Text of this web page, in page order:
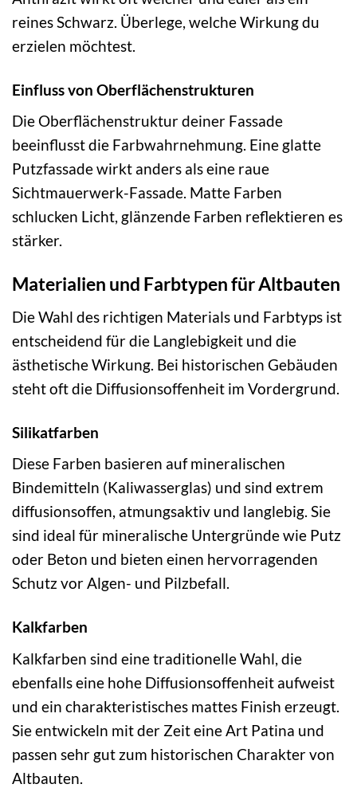
reines Schwarz. Überlege, welche Wirkung du
erzielen möchtest.
Einfluss von Oberflächenstrukturen
Die Oberflächenstruktur deiner Fassade
beeinflusst die Farbwahrnehmung. Eine glatte
Putzfassade wirkt anders als eine raue
Sichtmauerwerk-Fassade. Matte Farben
schlucken Licht, glänzende Farben reflektieren es
stärker.
Materialien und Farbtypen für Altbauten
Die Wahl des richtigen Materials und Farbtyps ist
entscheidend für die Langlebigkeit und die
ästhetische Wirkung. Bei historischen Gebäuden
steht oft die Diffusionsoffenheit im Vordergrund.
Silikatfarben
Diese Farben basieren auf mineralischen
Bindemitteln (Kaliwasserglas) und sind extrem
diffusionsoffen, atmungsaktiv und langlebig. Sie
sind ideal für mineralische Untergründe wie Putz
oder Beton und bieten einen hervorragenden
Schutz vor Algen- und Pilzbefall.
Kalkfarben
Kalkfarben sind eine traditionelle Wahl, die
ebenfalls eine hohe Diffusionsoffenheit aufweist
und ein charakteristisches mattes Finish erzeugt.
Sie entwickeln mit der Zeit eine Art Patina und
passen sehr gut zum historischen Charakter von
Altbauten.